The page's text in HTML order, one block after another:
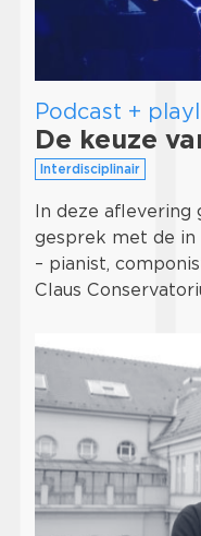
Podcast +
De keuze
Interdisciplinair
In deze aflevering
gesprek met de in
– pianist,
Claus